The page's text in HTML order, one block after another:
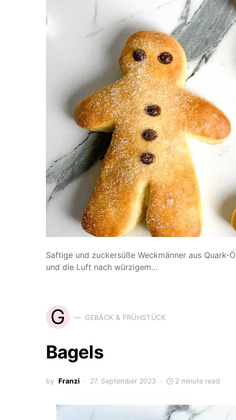
Saftige und zuckersüße Weckmänner aus Quark-
und die Luft nach würzigem…
G GEBÄCK & FRÜHSTÜCK
Bagels
by Franzi 27. September 2023 2 minute read